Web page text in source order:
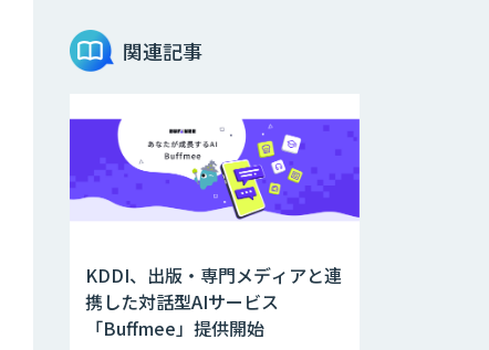
関連記事
KDDI、出版・専門メディアと連
携した対話型AIサービス
「Buffmee」提供開始